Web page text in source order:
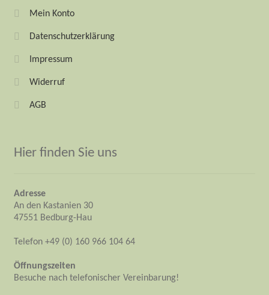
Mein Konto
Datenschutzerklärung
Impressum
Widerruf
AGB
Hier finden Sie uns
Adresse
An den Kastanien 30
47551 Bedburg-Hau
Telefon +49 (0) 160 966 104 64
Öffnungszeiten
Besuche nach telefonischer Vereinbarung!